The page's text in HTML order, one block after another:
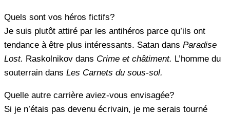
Quels sont vos héros fictifs?
Je suis plutôt attiré par les antihéros parce qu’ils ont
tendance à être plus intéressants. Satan dans Paradise
Lost. Raskolnikov dans Crime et châtiment. L’homme du
souterrain dans Les Carnets du sous-sol.
Quelle autre carrière aviez-vous envisagée?
Si je n’étais pas devenu écrivain, je me serais tourné